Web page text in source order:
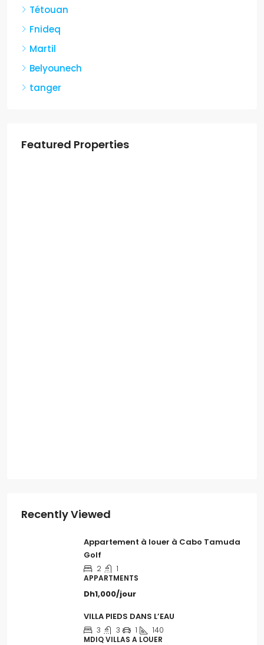
Tétouan
Fnideq
Martil
Belyounech
tanger
Featured Properties
Recently Viewed
Appartement à louer à Cabo Tamuda
Golf
2
1
APPARTMENTS
Dh1,000/jour
VILLA PIEDS DANS L’EAU
3 3 1
140
MDIQ VILLAS A LOUER